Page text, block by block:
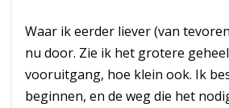
Waar ik eerder liever (van
nu door. Zie ik het grotere
vooruitgang, hoe klein ook. Ik
beginnen, en de weg die het